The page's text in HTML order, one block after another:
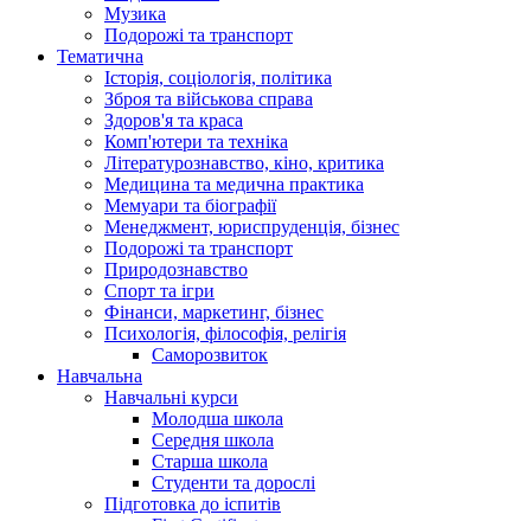
Музика
Подорожі та транспорт
Тематична
Історія, соціологія, політика
Зброя та військова справа
Здоров'я та краса
Комп'ютери та техніка
Літературознавство, кіно, критика
Медицина та медична практика
Мемуари та біографії
Менеджмент, юриспруденція, бізнес
Подорожі та транспорт
Природознавство
Спорт та ігри
Фінанси, маркетинг, бізнес
Психологія, філософія, релігія
Саморозвиток
Навчальна
Навчальні курси
Молодша школа
Середня школа
Старша школа
Студенти та дорослі
Підготовка до іспитів